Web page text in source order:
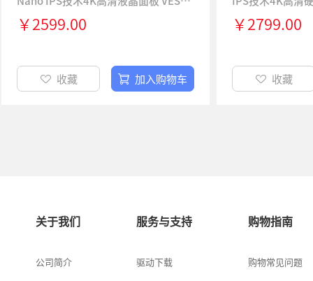
￥2599.00
收藏 加入购物车
￥2799.00
收藏
关于我们
公司简介
服务与支持
驱动下载
购物指南
购物常见问题